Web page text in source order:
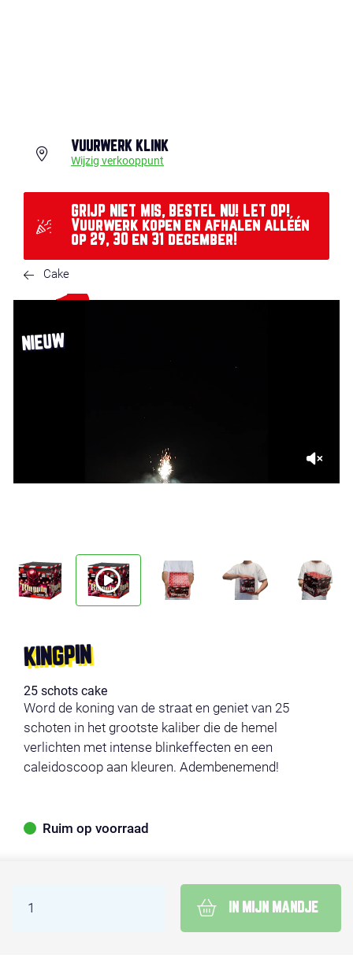
VUURWERK KLINK
Wijzig verkooppunt
GRIJP NIET MIS, BESTEL NU! LET OP!
Vuurwerk kopen en afhalen alléén
op 29, 30 en 31 december!
Cake
NIEUW
KINGPIN
25 schots cake
Word de koning van de straat en geniet van 25
schoten in het grootste kaliber die de hemel
verlichten met intense blinkeffecten en een
caleidoscoop aan kleuren. Adembenemend!
Ruim op voorraad
IN MIJN MANDJE